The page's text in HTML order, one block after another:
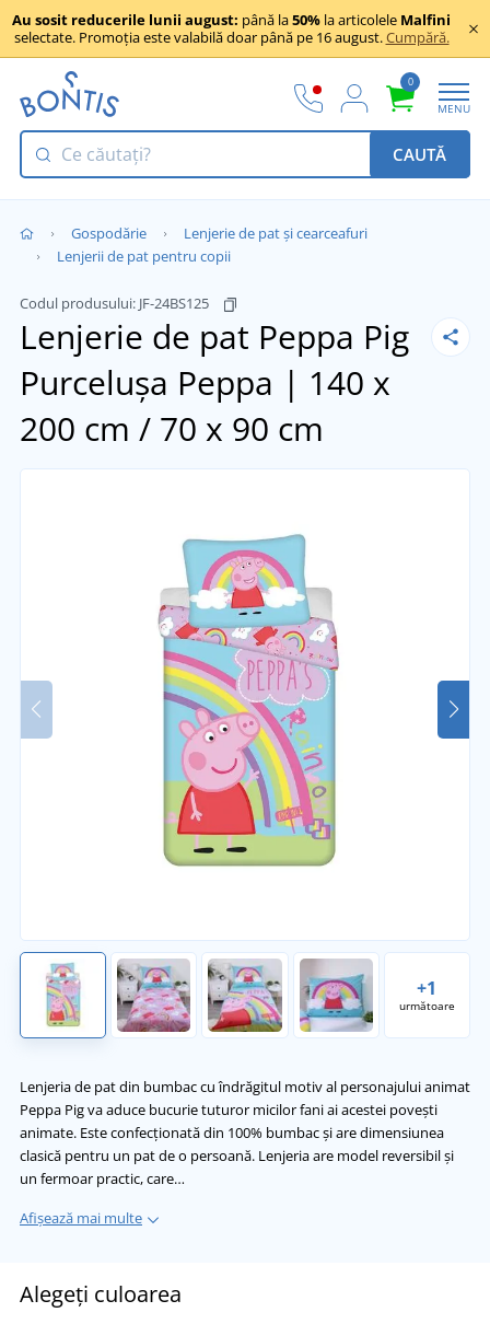
Au sosit reducerile lunii august: până la50% la articolele Malfini
selectate. Promoția este valabilă doar până pe 16 august.Cumpără.
0
MENU
CAUTĂ
Gospodărie
Lenjerie de pat și cearceafuri
Lenjerii de pat pentru copii
Codul produsului: JF-24BS125
Lenjerie de pat Peppa Pig
Purcelușa Peppa | 140 x
200 cm / 70 x 90 cm
+1
următoare
Lenjeria de pat din bumbac cu îndrăgitul motiv al personajului animat
Peppa Pig va aduce bucurie tuturor micilor fani ai acestei povești
animate. Este confecționată din 100% bumbac și are dimensiunea
clasică pentru un pat de o persoană. Lenjeria are model reversibil și
un fermoar practic, care…
Afișează mai multe
Alegeți culoarea